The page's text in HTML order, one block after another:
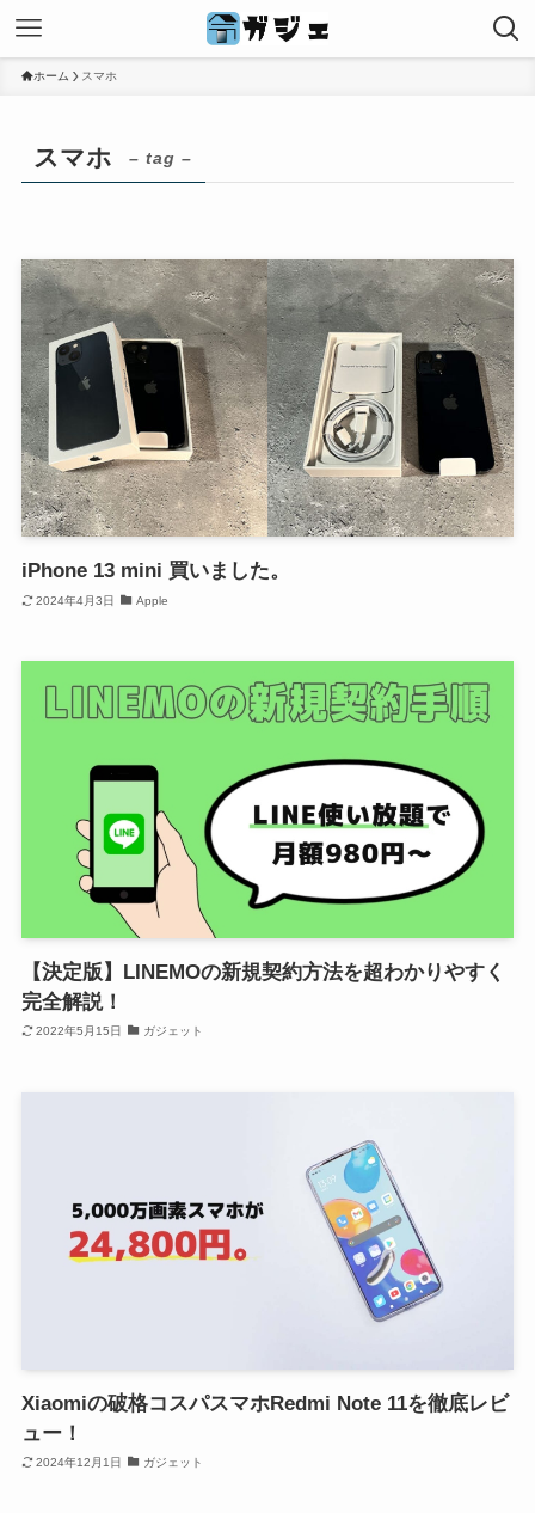
ホーム スマホ
スマホ – tag –
iPhone 13 mini 買いました。
2024年4月3日 Apple
【決定版】LINEMOの新規契約方法を超わかりやすく
完全解説！
2022年5月15日 ガジェット
Xiaomiの破格コスパスマホRedmi Note 11を徹底レビ
ュー！
2024年12月1日 ガジェット